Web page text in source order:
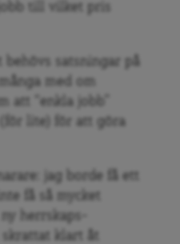
till vilket pris
satsningar på
nga med om
att
enkla jobb”
lite) för att göra
jag borde få ett
få så mycket
herrskaps-
klart åt